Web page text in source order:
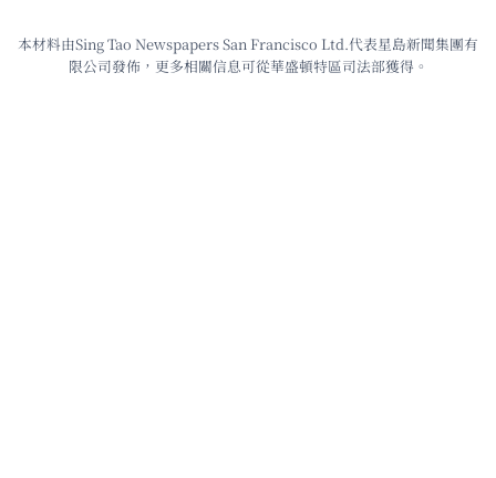
本材料由Sing Tao Newspapers San Francisco Ltd.代表星島新聞集團有
限公司發佈，更多相關信息可從華盛頓特區司法部獲得。